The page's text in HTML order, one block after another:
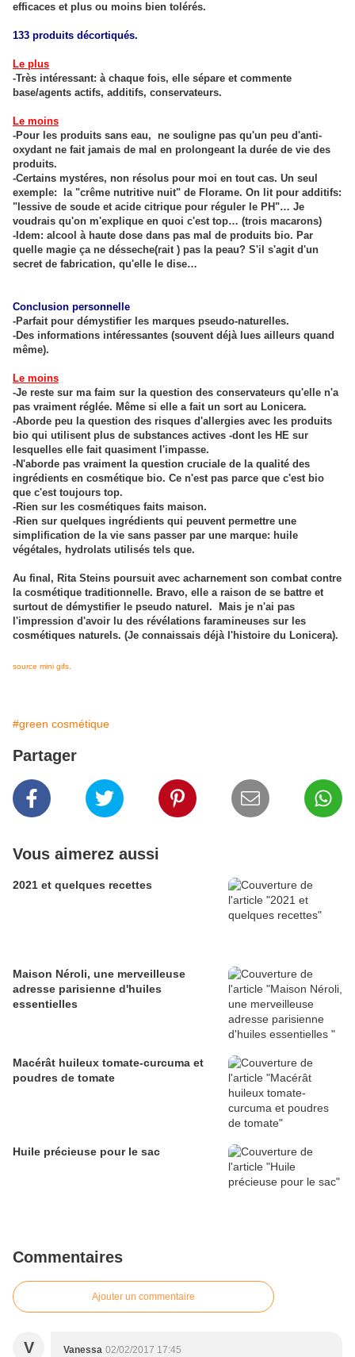
efficaces et plus ou moins bien tolérés.
133 produits décortiqués.
Le plus
-Très intéressant: à chaque fois, elle sépare et commente
base/agents actifs, additifs, conservateurs.
Le moins
-Pour les produits sans eau, ne souligne pas qu'un peu d'anti-
oxydant ne fait jamais de mal en prolongeant la durée de vie des
produits.
-Certains mystéres, non résolus pour moi en tout cas. Un seul
exemple: la "crême nutritive nuit" de Florame. On lit pour additifs:
"lessive de soude et acide citrique pour réguler le PH"… Je
voudrais qu'on m'explique en quoi c'est top… (trois macarons)
-Idem: alcool à haute dose dans pas mal de produits bio. Par
quelle magie ça ne désseche(rait ) pas la peau? S'il s'agit d'un
secret de fabrication, qu'elle le dise…
Conclusion personnelle
-Parfait pour démystifier les marques pseudo-naturelles.
-Des informations intéressantes (souvent déjà lues ailleurs quand
même).
Le moins
-Je reste sur ma faim sur la question des conservateurs qu'elle n'a
pas vraiment réglée. Même si elle a fait un sort au Lonicera.
-Aborde peu la question des risques d'allergies avec les produits
bio qui utilisent plus de substances actives -dont les HE sur
lesquelles elle fait quasiment l'impasse.
-N'aborde pas vraiment la question cruciale de la qualité des
ingrédients en cosmétique bio. Ce n'est pas parce que c'est bio
que c'est toujours top.
-Rien sur les cosmétiques faits maison.
-Rien sur quelques ingrédients qui peuvent permettre une
simplification de la vie sans passer par une marque: huile
végétales, hydrolats utilisés tels que.
Au final, Rita Steins poursuit avec acharnement son combat contre
la cosmétique traditionnelle. Bravo, elle a raison de se battre et
surtout de démystifier le pseudo naturel. Mais je n'ai pas
l'impression d'avoir lu des révélations faramineuses sur les
cosmétiques naturels. (Je connaissais déjà l'histoire du Lonicera).
source mini gifs.
#green cosmétique
Partager
Vous aimerez aussi
2021 et quelques recettes
Maison Néroli, une merveilleuse
adresse parisienne d'huiles
essentielles
Macérât huileux tomate-curcuma et
poudres de tomate
Huile précieuse pour le sac
Commentaires
Ajouter un commentaire
V Vanessa 02/02/2017 17:45